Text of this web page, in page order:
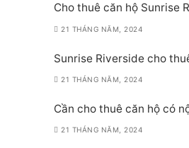
Cho thuê căn hộ Sunrise
21 THÁNG NĂM, 2024
Sunrise Riverside cho
21 THÁNG NĂM, 2024
Cần cho thuê căn hộ có
21 THÁNG NĂM, 2024